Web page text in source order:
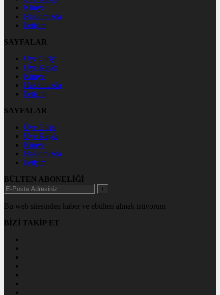
Künye
Hakkımızda
İletişim
SAYFALAR
Üye Girişi
Üye Kaydı
Künye
Hakkımızda
İletişim
SAYFALAR
Üye Girişi
Üye Kaydı
Künye
Hakkımızda
İletişim
BÜLTEN ABONELİĞİ
+
Bu web sitesinden haber ve ebülten almak istiyorum
BİZİ TAKİP ET